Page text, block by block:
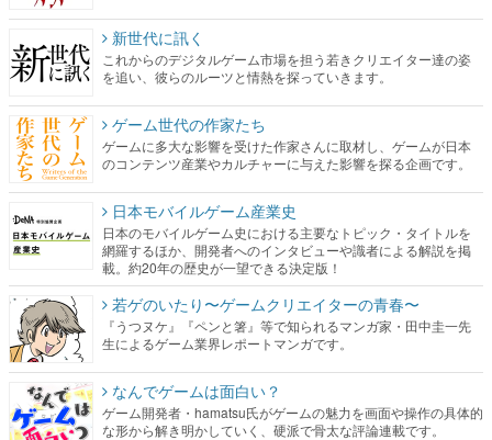
新世代に訊く
これからのデジタルゲーム市場を担う若きクリエイター達の姿
を追い、彼らのルーツと情熱を探っていきます。
ゲーム世代の作家たち
ゲームに多大な影響を受けた作家さんに取材し、ゲームが日本
のコンテンツ産業やカルチャーに与えた影響を探る企画です。
日本モバイルゲーム産業史
日本のモバイルゲーム史における主要なトピック・タイトルを
網羅するほか、開発者へのインタビューや識者による解説を掲
載。約20年の歴史が一望できる決定版！
若ゲのいたり〜ゲームクリエイターの青春〜
『うつヌケ』『ペンと箸』等で知られるマンガ家・田中圭一先
生によるゲーム業界レポートマンガです。
なんでゲームは面白い？
ゲーム開発者・hamatsu氏がゲームの魅力を画面や操作の具体的
な形から解き明かしていく、硬派で骨太な評論連載です。